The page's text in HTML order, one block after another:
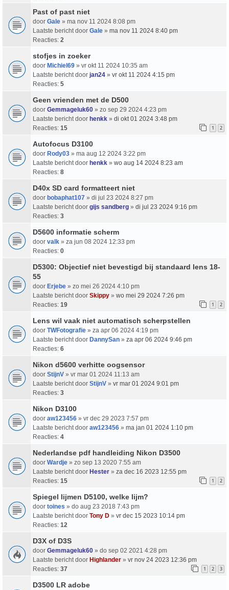
Past of past niet
door Gale » ma nov 11 2024 8:08 pm
Laatste bericht door Gale » ma nov 11 2024 8:40 pm
Reacties: 2
stofjes in zoeker
door Michiel69 » vr okt 11 2024 10:35 am
Laatste bericht door jan24 » vr okt 11 2024 4:15 pm
Reacties: 5
Geen vrienden met de D500
door Gemmageluk60 » zo sep 29 2024 4:23 pm
Laatste bericht door henkk » di okt 01 2024 3:48 pm
Reacties: 15 1 2
Autofocus D3100
door Rody03 » ma aug 12 2024 3:22 pm
Laatste bericht door henkk » wo aug 14 2024 8:23 am
Reacties: 8
D40x SD card formatteert niet
door bobaphat107 » di jul 23 2024 8:27 pm
Laatste bericht door gijs sandberg » di jul 23 2024 9:16 pm
Reacties: 3
D5600 informatie scherm
door valk » za jun 08 2024 12:33 pm
Reacties: 0
D5300: Objectief niet bevestigd bij standaard lens 18-
55
door Erjebe » zo mei 26 2024 4:10 pm
Laatste bericht door Skippy » wo mei 29 2024 7:26 pm
Reacties: 19 1 2
Lens wil vaak niet automatisch scherpstellen
door TWFotografie » za apr 06 2024 4:19 pm
Laatste bericht door DannySan » za apr 06 2024 9:46 pm
Reacties: 6
Nikon d5600 verhitte oogsensor
door StijnV » vr mar 01 2024 11:13 am
Laatste bericht door StijnV » vr mar 01 2024 9:01 pm
Reacties: 3
Nikon D3100
door aw123456 » vr dec 29 2023 7:57 pm
Laatste bericht door aw123456 » ma jan 01 2024 1:10 pm
Reacties: 4
Nederlandse pdf handleiding Nikon D3500
door Wardje » zo sep 13 2020 7:55 am
Laatste bericht door Hester » za dec 16 2023 12:55 pm
Reacties: 15 1 2
Spiegel lijmen D5100, welke lijm?
door toines » do aug 23 2018 7:43 pm
Laatste bericht door Tony D » vr dec 15 2023 10:14 pm
Reacties: 12
D3X of D3S
door Gemmageluk60 » do sep 02 2021 4:28 pm
Laatste bericht door Highlander » vr nov 24 2023 12:36 pm
Reacties: 37 1 2 3
D3500 LR adobe